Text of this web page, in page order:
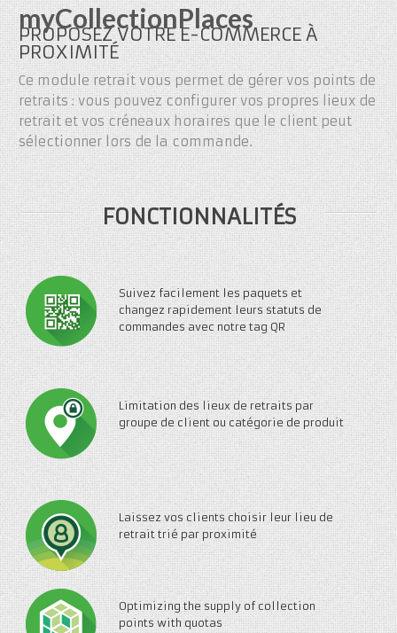
myCollectionPlaces
PROPOSEZ VOTRE E-COMMERCE À
PROXIMITÉ
Ce module retrait vous permet de gérer vos points de
retraits : vous pouvez configurer vos propres lieux de
retrait et vos créneaux horaires que le client peut
sélectionner lors de la commande.
FONCTIONNALITÉS
Suivez facilement les paquets et
changez rapidement leurs statuts de
commandes avec notre tag QR
Limitation des lieux de retraits par
groupe de client ou catégorie de produit
Laissez vos clients choisir leur lieu de
retrait trié par proximité
Optimizing the supply of collection
points with quotas